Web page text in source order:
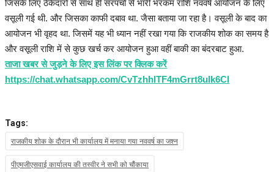
जिसके लिए ठेकेदारों से साथ ही सरपंचों से भारी भरकम राशि नववर्ष आयोजन के लिए
वसूली गई थी. और जिसका काफी दबाव था. जैसा बताया जा रहा है। वसूली के बाद का
आयोजन भी वृहद था. जिसमें यह भी ध्यान नहीं रखा गया कि राजकीय शोक का समय है
और वसूली राशि में से कुछ खर्च कर आयोजन हुआ वहीं बाकी का बंदरबाट हुआ.
ताजा खबर से जुड़ने के लिए इस लिंक पर क्लिक करें
https://chat.whatsapp.com/CvTzhhITF4mGrrt8ulk6CI
Tags:
राजकीय शोक के दौरान भी कार्यालय में मनाया गया नववर्ष का जश्न
पीएमजीएसवाई कार्यालय की तस्वीर ने सभी को चौंकाया